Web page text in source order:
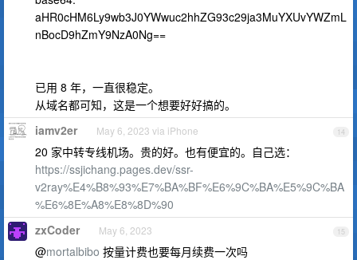
aHR0cHM6Ly9wb3J0YWwuc2hhZG93c29ja3MuYXUvYWZmL
nBocD9hZmY9NzA0Ng==
已用 8 年，一直很稳定。
从域名都可知，这是一个想要好好搞的。
14
iamv2er May 6, 2023 via iPhone
20 家中转专线机场。贵的好。也有便宜的。自己选：
https://ssjichang.pages.dev/ssr-
v2ray%E4%B8%93%E7%BA%BF%E6%9C%BA%E5%9C%BA
%E6%8E%A8%E8%8D%90
15
zxCoder May 6, 2023
@mortalbibo 按量计费也要每月续费一次吗